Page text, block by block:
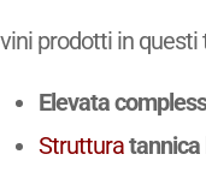
prodotti in
Elevata
Strutturatannica